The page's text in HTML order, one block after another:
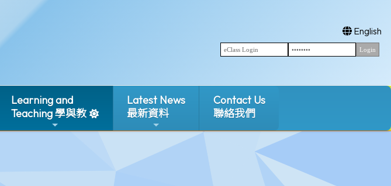
English
Learning and
Teaching 學與教
Latest News
最新資料
Contact Us
聯絡我們